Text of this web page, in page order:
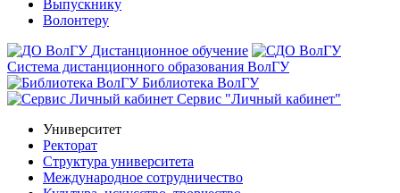
Выпускнику
Волонтеру
Дистанционное обучение
Система дистанционного образования ВолГУ
Библиотека ВолГУ
Сервис "Личный кабинет"
Университет
Ректорат
Структура университета
Международное сотрудничество